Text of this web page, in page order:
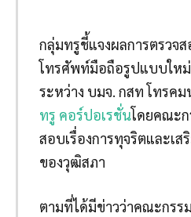
กลุ่มทรูชี้แจงผลการตรวจ
โทรศัพท์มือถือรูปแบบใหม่
ระหว่าง บมจ. กสท โทรค
ทรู คอร์ปอเรชั่นโดยคณะก
สอบเรื่องการทุจริตและเส
ของวุฒิสภา
ตามที่ได้มีข่าวว่าคณะกรร